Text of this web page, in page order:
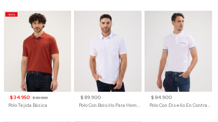
-50%
$ 34.950 $ 69.900
Polo Tejida Básica
$ 89.900
Polo Con Bolsillo Para Hombre
$ 84.900
Polo Con Diseño En Contraste